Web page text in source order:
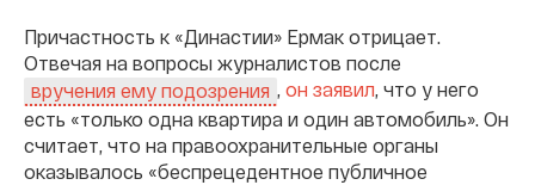
Причастность к «Династии» Ермак отрицает.
Отвечая на вопросы журналистов после
вручения ему подозрения , он заявил, что у него
есть «только одна квартира и один автомобиль». Он
считает, что на правоохранительные органы
оказывалось «беспрецедентное публичное